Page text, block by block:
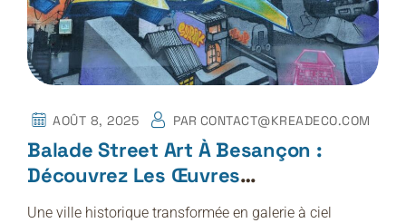
AOÛT 8, 2025 PAR CONTACT@KREADECO.COM
Balade Street Art À Besançon :
Découvrez Les Œuvres
Emblématiques
Une ville historique transformée en galerie à ciel